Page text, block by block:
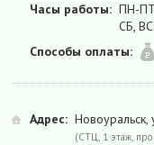
Часы работы: ПН-
СБ,
Способы оплаты:
Адрес: Новоуральск,
(СТЦ, 1 этаж,